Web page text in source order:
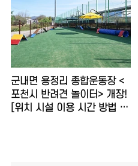
군내면 용정리 종합운동장 <
포천시 반려견 놀이터> 개장!
[위치 시설 이용 시간 방법 강